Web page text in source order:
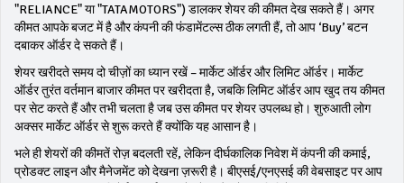
"RELIANCE" या "TATAMOTORS") डालकर शेयर की कीमत देख सकते हैं। अगर
कीमत आपके बजट में है और कंपनी की फंडामेंटल्स ठीक लगती हैं, तो आप ‘Buy’ बटन
दबाकर ऑर्डर दे सकते हैं।
शेयर खरीदते समय दो चीज़ों का ध्यान रखें – मार्केट ऑर्डर और लिमिट ऑर्डर। मार्केट
ऑर्डर तुरंत वर्तमान बाजार कीमत पर खरीदता है, जबकि लिमिट ऑर्डर आप खुद तय कीमत
पर सेट करते हैं और तभी चलता है जब उस कीमत पर शेयर उपलब्ध हो। शुरुआती लोग
अक्सर मार्केट ऑर्डर से शुरू करते हैं क्योंकि यह आसान है।
भले ही शेयरों की कीमतें रोज़ बदलती रहें, लेकिन दीर्घकालिक निवेश में कंपनी की कमाई,
प्रोडक्ट लाइन और मैनेजमेंट को देखना ज़रूरी है। बीएसई/एनएसई की वेबसाइट पर आप